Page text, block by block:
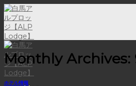
Skip
to
content
Monthly Archives:
ホテル情報